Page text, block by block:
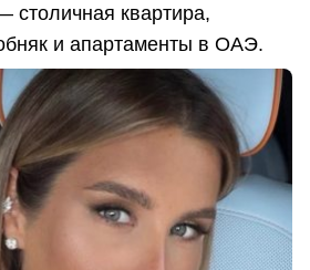
столичная квартира,
и апартаменты в ОАЭ.